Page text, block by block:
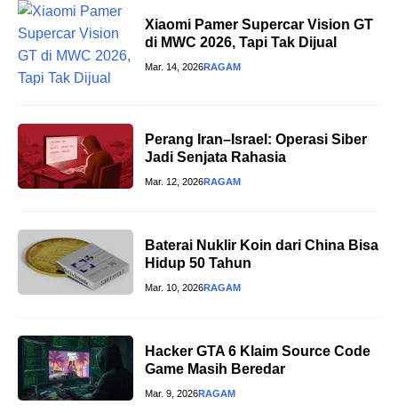
Xiaomi Pamer Supercar Vision GT
di MWC 2026, Tapi Tak Dijual
Mar. 14, 2026RAGAM
Perang Iran–Israel: Operasi Siber
Jadi Senjata Rahasia
Mar. 12, 2026RAGAM
Baterai Nuklir Koin dari China Bisa
Hidup 50 Tahun
Mar. 10, 2026RAGAM
Hacker GTA 6 Klaim Source Code
Game Masih Beredar
Mar. 9, 2026RAGAM